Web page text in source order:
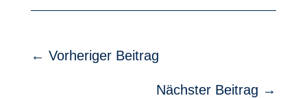
← Vorheriger Beitrag
Nächster Beitrag →